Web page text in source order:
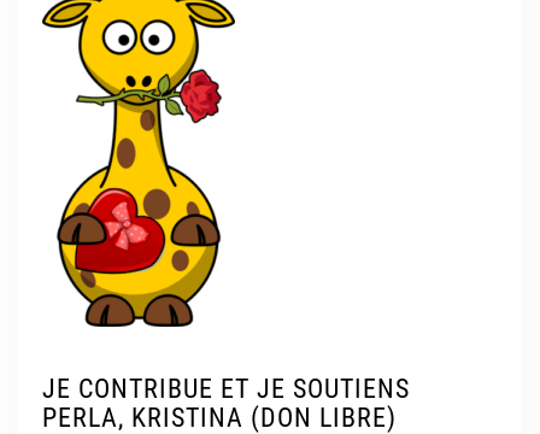
JE CONTRIBUE ET JE SOUTIENS
PERLA, KRISTINA (DON LIBRE)